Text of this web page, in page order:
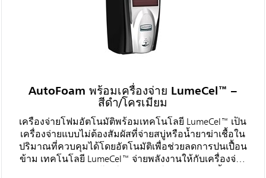
AutoFoam พร้อมเครื่องจ่าย LumeCel™ –
สีดำ/โครเมียม
เครื่องจ่ายโฟมอัตโนมัติพร้อมเทคโนโลยี LumeCel™ เป็น
เครื่องจ่ายแบบไม่ต้องสัมผัสที่จ่ายสบู่หรือน้ำยาฆ่าเชื้อใน
ปริมาณที่ควบคุมได้โดยอัตโนมัติเพื่อช่วยลดการปนเปื้อน
ข้าม เทคโนโลยี LumeCel™ จ่ายพลังงานให้กับเครื่องจ่าย